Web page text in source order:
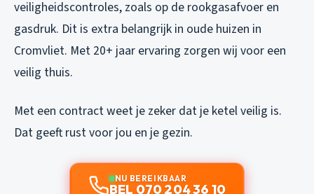
veiligheidscontroles, zoals op de rookgasafvoer en
gasdruk. Dit is extra belangrijk in oude huizen in
Cromvliet. Met 20+ jaar ervaring zorgen wij voor een
veilig thuis.
Met een contract weet je zeker dat je ketel veilig is.
Dat geeft rust voor jou en je gezin.
NU BEREIKBAAR
BEL 070 204 36 10